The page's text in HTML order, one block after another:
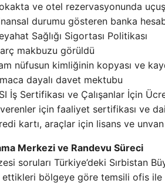
ve otel rezervasyonunda
durumu gösteren banka
Sağlığı Sigortası Politikası
makbuzu görüldü
nüfusun kimliğinin kopyası ve
dayalı davet mektubu
İş Sertifikası ve Çalışanlar İçin
için faaliyet sertifikası ve
kartı, araçlar için lisans ve
Merkezi ve Randevu Süreci
soruları Türkiye’deki Sırbistan
bölgeye göre temsili ofis ile